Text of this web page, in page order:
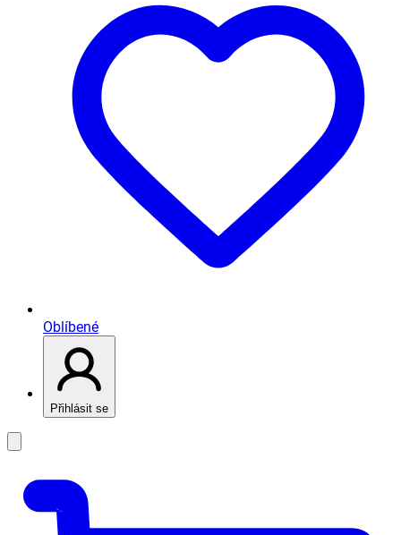
Oblíbené
Přihlásit se